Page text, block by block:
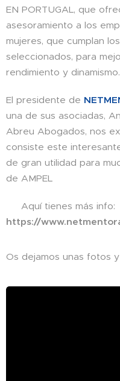
EN PORTUGAL, que
asesoramiento a los
mujeres, que cumplan
seleccionados, para
rendimiento y dinamismo.
El presidente de
una de sus asociadas,
Abreu Abogados, nos
consiste este
de gran utilidad para
de AMPEL
✍️ Aquí tienes más info:
https://
Os dejamos unas fotos